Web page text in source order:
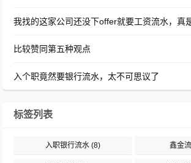
我找的这家公司还没下offer就要工资流水，真
比较赞同第五种观点
入个职竟然要银行流水，太不可思议了
标签列表
入职银行流水 (8) 鑫金